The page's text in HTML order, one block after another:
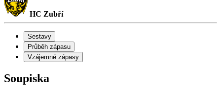
HC Zubří
Sestavy
Průběh zápasu
Vzájemné zápasy
Soupiska